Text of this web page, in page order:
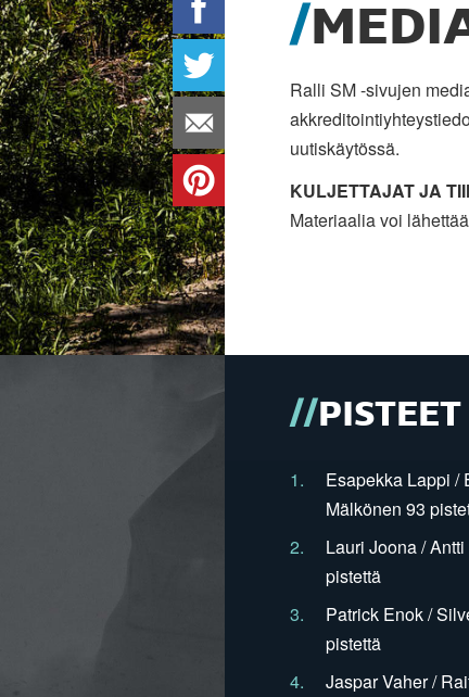
Ralli SM -sivujen
uutiskäytössä.
KULJETTAJAT JA
Materiaalia voi
1.
Esapekka Lappi /
Mälkönen 93
2.
Lauri Joona /
pistettä
3.
Patrick Enok /
pistettä
4.
Jaspar Vaher /